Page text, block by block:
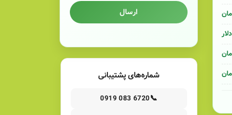
ارسال
شماره‌های پشتیبانی
📞
0919 083 6720